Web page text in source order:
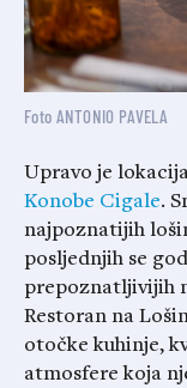
Foto ANTONIO PAVELA
Upravo je
Konobe Cigale.
najpoznatijih
posljednjih se
prepoznatljivijih
Restoran na
otočke kuhinje,
atmosfere koja